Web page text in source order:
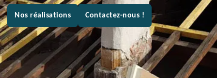
Nos réalisations Contactez-nous !